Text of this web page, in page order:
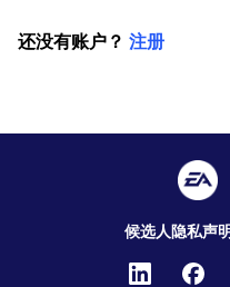
还没有账户？ 注册
候选人隐私声